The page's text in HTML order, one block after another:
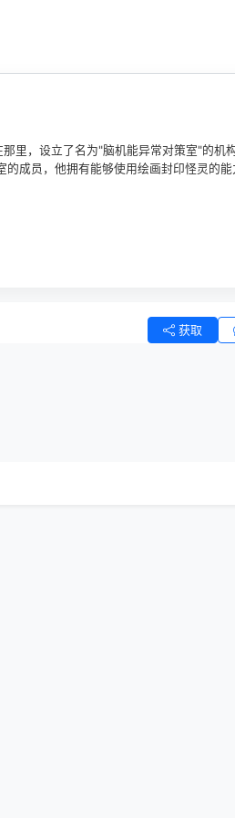
里，设立了名为"脑机能异常对策室"的机
成员，他拥有能够使用绘画封印怪灵的能
音)，特立独行的孤高展示水无濑小系(内田
获取